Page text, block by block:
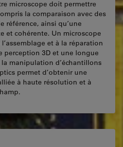
microscope doit permettre
la comparaison avec des
référence, ainsi qu’une
et cohérente. Un microscope
et à la réparation
perception 3D et une longue
manipulation d’échantillons
permet d’obtenir une
à haute résolution et à